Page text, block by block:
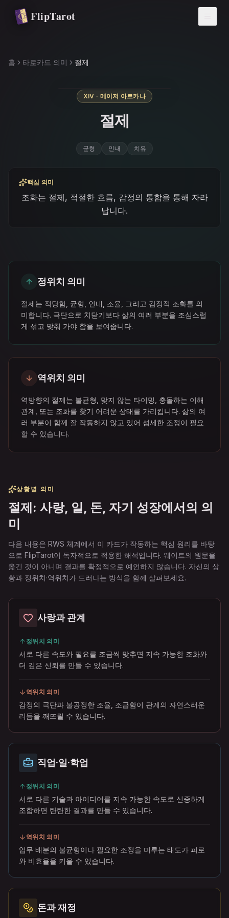
주요 콘텐츠로 건너뛰기
FlipTarot
홈 타로카드 의미 절제
XIV · 메이저 아르카나
절제
균형 인내 치유
핵심 의미
조화는 절제, 적절한 흐름, 감정의 통합을 통해 자라
납니다.
정위치 의미
절제는 적당함, 균형, 인내, 조율, 그리고 감정적 조화를 의
미합니다. 극단으로 치닫기보다 삶의 여러 부분을 조심스럽
게 섞고 맞춰 가야 함을 보여줍니다.
역위치 의미
역방향의 절제는 불균형, 맞지 않는 타이밍, 충돌하는 이해
관계, 또는 조화를 찾기 어려운 상태를 가리킵니다. 삶의 여
러 부분이 함께 잘 작동하지 않고 있어 섬세한 조정이 필요
할 수 있습니다.
상황별 의미
절제: 사랑, 일, 돈, 자기 성장에서의 의
미
다음 내용은 RWS 체계에서 이 카드가 작동하는 핵심 원리를 바탕
으로 FlipTarot이 독자적으로 적용한 해석입니다. 웨이트의 원문을
옮긴 것이 아니며 결과를 확정적으로 예언하지 않습니다. 자신의 상
황과 정위치·역위치가 드러나는 방식을 함께 살펴보세요.
사랑과 관계
정위치 의미
서로 다른 속도와 필요를 조금씩 맞추면 지속 가능한 조화와
더 깊은 신뢰를 만들 수 있습니다.
역위치 의미
감정의 극단과 불공정한 조율, 조급함이 관계의 자연스러운
리듬을 깨뜨릴 수 있습니다.
직업·일·학업
정위치 의미
서로 다른 기술과 아이디어를 지속 가능한 속도로 신중하게
조합하면 탄탄한 결과를 만들 수 있습니다.
역위치 의미
업무 배분의 불균형이나 필요한 조정을 미루는 태도가 피로
와 비효율을 키울 수 있습니다.
돈과 재정